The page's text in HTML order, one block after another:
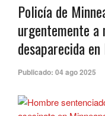
Policía de
urgentemente a
desaparecida
Publicado: 04 ago 2025